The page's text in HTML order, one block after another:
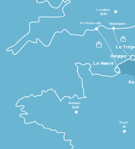
Le Havre
Dieppe
Le
Rennes
2h30
Tours
3h
Londres
3h30
Newhaven
Portsmouth